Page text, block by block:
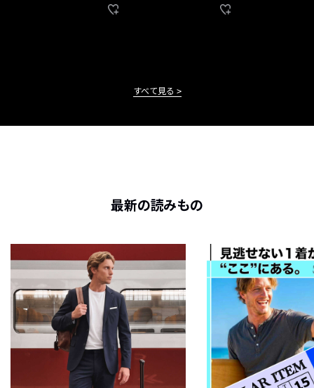
すべて見る
最新の読みもの